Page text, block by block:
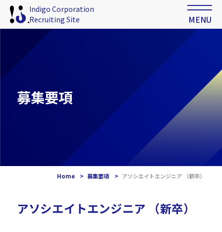
Indigo Corporation
Recruiting Site
MENU
募集要項
Home 募集要項 アソシエイトエンジニア （新卒）
アソシエイトエンジニア （新卒）